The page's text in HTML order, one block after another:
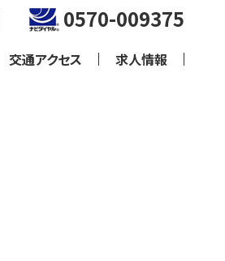
0570-009375
交通アクセス 求人情報